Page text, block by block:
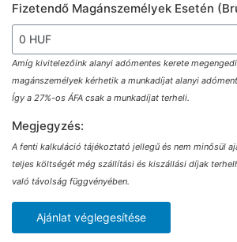
Fizetendő Magánszemélyek Esetén
Amíg kivitelezőink alanyi adómentes kerete
magánszemélyek kérhetik a munkadíjat alanyi
Így a 27%-os ÁFA csak a munkadíjat terheli.
Megjegyzés:
A fenti kalkuláció tájékoztató jellegű és nem minősül
teljes költségét még szállítási és kiszállási díjak
való távolság függvényében.
Ajánlat véglegesítése